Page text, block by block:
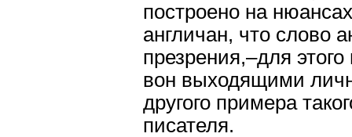
построено на
англичан, что слово
презрения,–для
вон выходящими
другого примера
писателя.